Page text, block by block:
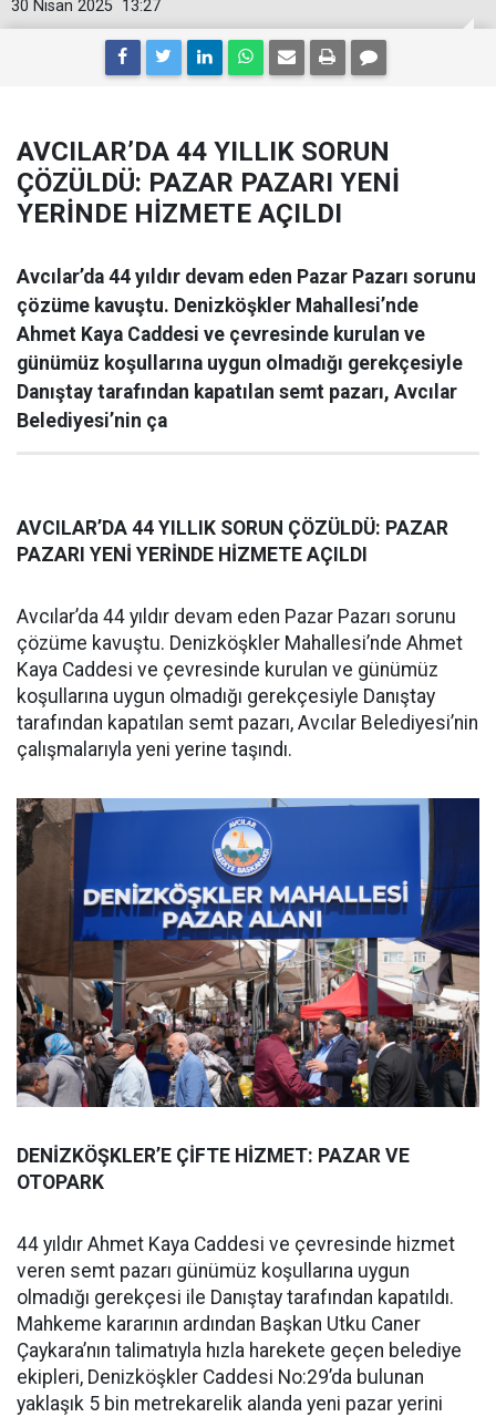
13:27
30 Nisan 2025
AVCILAR’DA 44 YILLIK SORUN
ÇÖZÜLDÜ: PAZAR PAZARI YENİ
YERİNDE HİZMETE AÇILDI
Avcılar’da 44 yıldır devam eden Pazar Pazarı sorunu
çözüme kavuştu. Denizköşkler Mahallesi’nde
Ahmet Kaya Caddesi ve çevresinde kurulan ve
günümüz koşullarına uygun olmadığı gerekçesiyle
Danıştay tarafından kapatılan semt pazarı, Avcılar
Belediyesi’nin ça
AVCILAR’DA 44 YILLIK SORUN ÇÖZÜLDÜ: PAZAR
PAZARI YENİ YERİNDE HİZMETE AÇILDI
Avcılar’da 44 yıldır devam eden Pazar Pazarı sorunu
çözüme kavuştu. Denizköşkler Mahallesi’nde Ahmet
Kaya Caddesi ve çevresinde kurulan ve günümüz
koşullarına uygun olmadığı gerekçesiyle Danıştay
tarafından kapatılan semt pazarı, Avcılar Belediyesi’nin
çalışmalarıyla yeni yerine taşındı.
DENİZKÖŞKLER’E ÇİFTE HİZMET: PAZAR VE
OTOPARK
44 yıldır Ahmet Kaya Caddesi ve çevresinde hizmet
veren semt pazarı günümüz koşullarına uygun
olmadığı gerekçesi ile Danıştay tarafından kapatıldı.
Mahkeme kararının ardından Başkan Utku Caner
Çaykara’nın talimatıyla hızla harekete geçen belediye
ekipleri, Denizköşkler Caddesi No:29’da bulunan
yaklaşık 5 bin metrekarelik alanda yeni pazar yerini